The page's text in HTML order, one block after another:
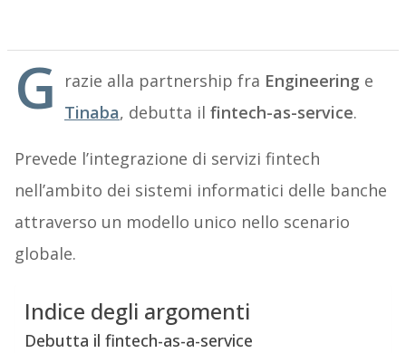
G razie alla partnership fra Engineering e
Tinaba, debutta il fintech-as-service.
Prevede l’integrazione di servizi fintech
nell’ambito dei sistemi informatici delle banche
attraverso un modello unico nello scenario
globale.
Indice degli argomenti
Debutta il fintech-as-a-service